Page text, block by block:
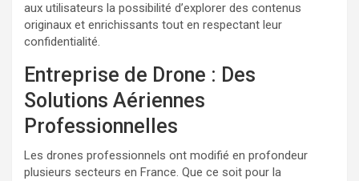
aux utilisateurs la possibilité d’explorer des contenus
originaux et enrichissants tout en respectant leur
confidentialité.
Entreprise de Drone : Des
Solutions Aériennes
Professionnelles
Les drones professionnels ont modifié en profondeur
plusieurs secteurs en France. Que ce soit pour la